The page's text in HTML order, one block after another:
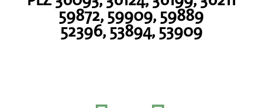
59872, 59909, 59889
52396, 53894, 53909